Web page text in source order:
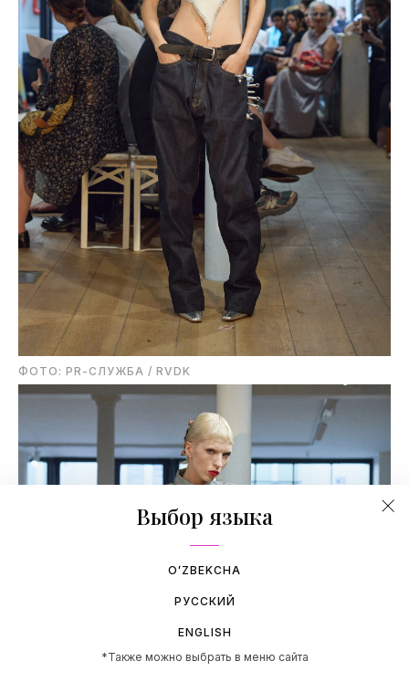
ФОТО: PR-СЛУЖБА / RVDK
Выбор языка
OʻZBEKCHA
РУССКИЙ
ENGLISH
*Также можно выбрать в меню сайта